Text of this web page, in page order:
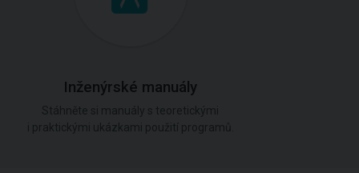
Inženýrské manuály